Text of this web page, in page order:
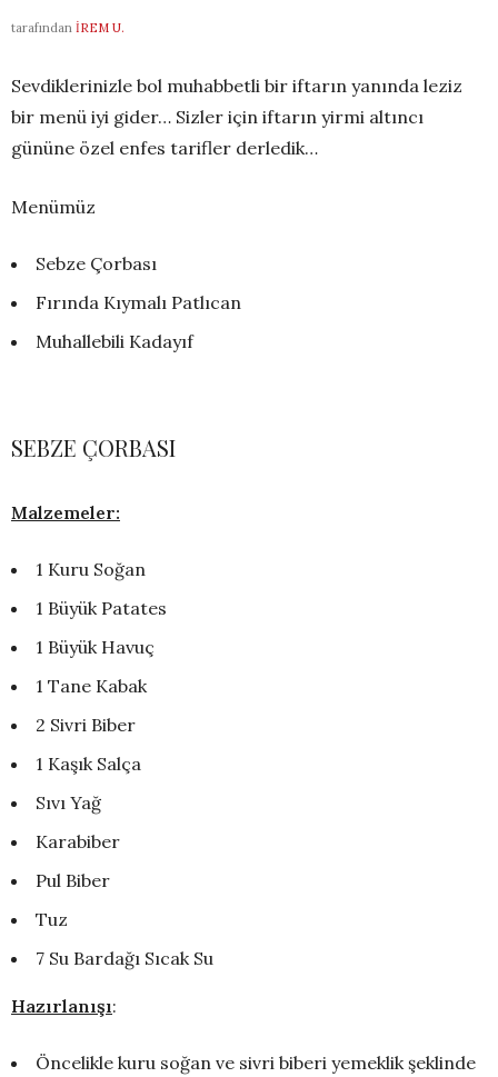
tarafından İREM U.
Sevdiklerinizle bol muhabbetli bir iftarın yanında leziz
bir menü iyi gider… Sizler için iftarın yirmi altıncı
gününe özel enfes tarifler derledik…
Menümüz
Sebze Çorbası
Fırında Kıymalı Patlıcan
Muhallebili Kadayıf
SEBZE ÇORBASI
Malzemeler:
1 Kuru Soğan
1 Büyük Patates
1 Büyük Havuç
1 Tane Kabak
2 Sivri Biber
1 Kaşık Salça
Sıvı Yağ
Karabiber
Pul Biber
Tuz
7 Su Bardağı Sıcak Su
Hazırlanışı:
Öncelikle kuru soğan ve sivri biberi yemeklik şeklinde